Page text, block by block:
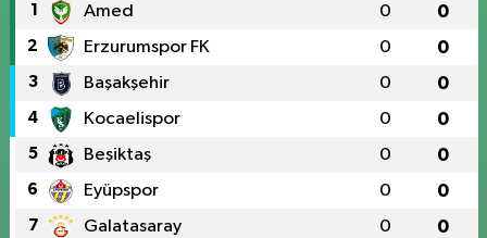
1 Amed 0 0
2 Erzurumspor FK 0 0
3 Başakşehir 0 0
4 Kocaelispor 0 0
5 Beşiktaş 0 0
6 Eyüpspor 0 0
7 Galatasaray 0 0